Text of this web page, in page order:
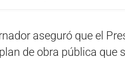
aseguró que el
de obra pública que